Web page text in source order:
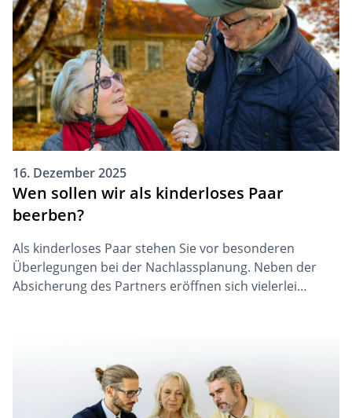
verheerend sein.
16. Dezember 2025
Wen sollen wir als kinderloses Paar
beerben?
Als kinderloses Paar stehen Sie vor besonderen
Überlegungen bei der Nachlassplanung. Neben der
Absicherung des Partners eröffnen sich vielerlei